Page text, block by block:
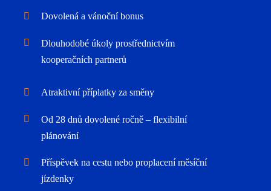
Dovolená a vánoční bonus
Dlouhodobé úkoly prostřednictvím
kooperačních partnerů
Atraktivní příplatky za směny
Od 28 dnů dovolené ročně – flexibilní
plánování
Příspěvek na cestu nebo proplacení měsíční
jízdenky